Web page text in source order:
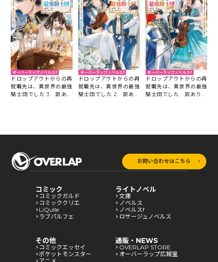
オーバーラップノベルスf
ドロップアウトからの再
就職先は、異世界の最強
騎士団でした 3 訳あり
オーバーラップノベルスf
ドロップアウトからの再
就職先は、異世界の最強
騎士団でした 2 訳あり
オーバーラップノベルスf
ドロップアウトからの再
就職先は、異世界の最強
騎士団でした 訳ありヴ
お問い合わせはこちら
コミック
コミックガルド
コミッククリエ
LiQulle
ラブパルフェ
ライトノベル
文庫
ノベルス
ノベルスf
ロサージュノベルス
その他
コミックエッセイ
ポケットモンスター
通販・NEWS
OVERLAP STORE
オーバーラップ広報室